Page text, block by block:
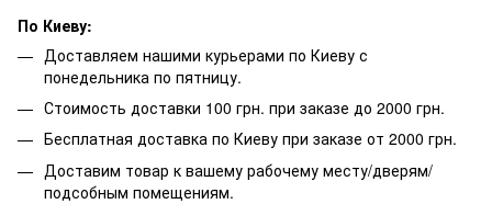
По Киеву:
Доставляем нашими курьерами по Киеву с
понедельника по пятницу.
Стоимость доставки 100 грн. при заказе до 2000 грн.
Бесплатная доставка по Киеву при заказе от 2000 грн.
Доставим товар к вашему рабочему месту/дверям/
подсобным помещениям.